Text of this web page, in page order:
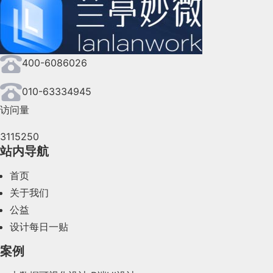
2024年9月(144)
2024年8月(164)
2024年7月(107)
2024年6月(63)
2024年4月(44)
2024年2月(58)
400-6086026
010-63334945
访问量
3115250
站内导航
首页
关于我们
公益
设计每日一贴
案例